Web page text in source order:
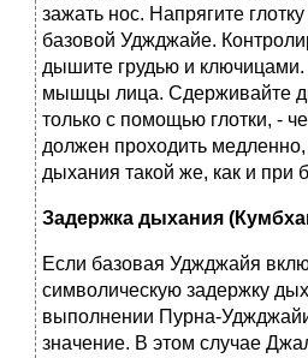
зажать нос. Напрягите
базовой Уджджайе.
дышите грудью и
мышцы лица. Сдерживайте
только с помощью глотки, -
должен проходить
дыхания такой же, как и при
Задержка дыхания
Если базовая Уджджайя
символическую задержку
выполнении Пурна-
значение. В этом случае